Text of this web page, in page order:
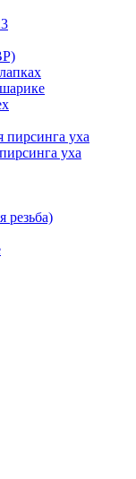
пирсинга уха
уха
резьба)